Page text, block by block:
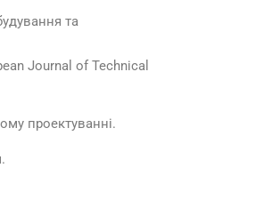
та
Journal of Technical
проектуванні.